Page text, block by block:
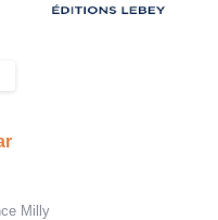
Milly